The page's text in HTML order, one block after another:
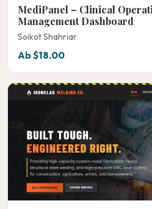
MediPanel – Clinical
Management Dashboard
Soikot Shahriar
Ab $18.00